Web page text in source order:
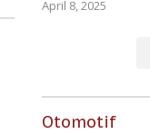
April 8, 2025
Otomotif